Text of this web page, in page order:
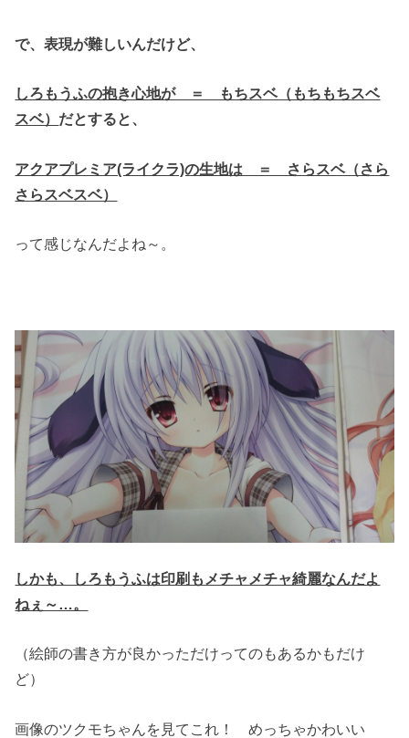
で、表現が難しいんだけど、
しろもうふの抱き心地が ＝ もちスベ（もちもちスベ
スベ） だとすると、
アクアプレミア(ライクラ)の生地は ＝ さらスベ（さら
さらスベスベ）
って感じなんだよね～。
しかも、しろもうふは印刷もメチャメチャ綺麗なんだよ
ねぇ～…。
（絵師の書き方が良かっただけってのもあるかもだけ
ど）
画像のツクモちゃんを見てこれ！ めっちゃかわいい